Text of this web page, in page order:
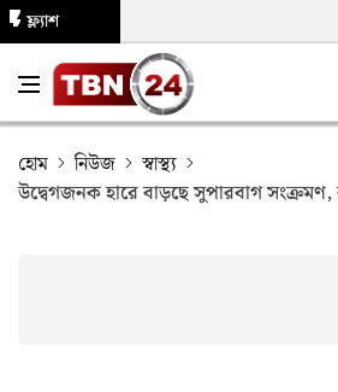
ফ্ল্যাশ
হোম নিউজ
স্বাস্থ্য
উদ্বেগজনক হারে বাড়ছে সুপারবাগ সংক্রমণ,